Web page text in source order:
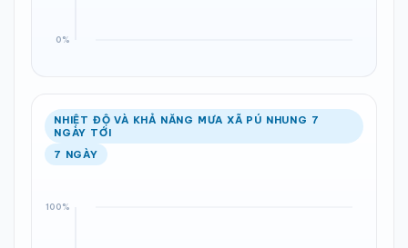
NHIỆT ĐỘ VÀ KHẢ NĂNG MƯA XÃ PÚ NHUNG 7
NGÀY TỚI
7 NGÀY